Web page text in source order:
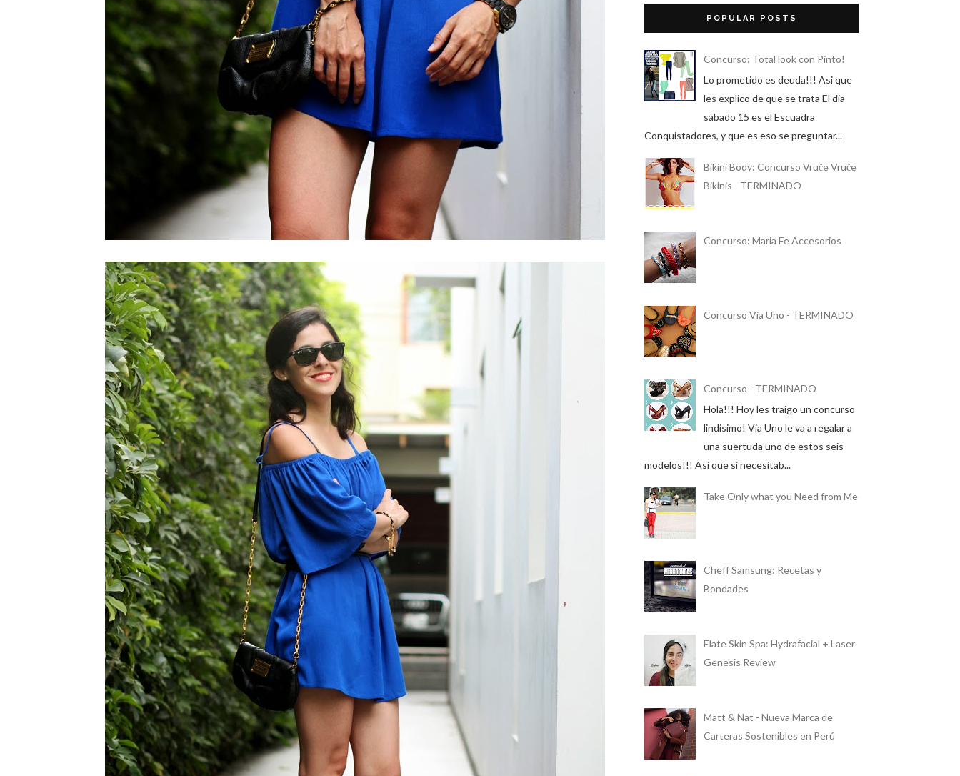
POPULAR POSTS
Concurso: Total look con Pinto!
Lo prometido es deuda!!! Asi que
les explico de que se trata El dia
sábado 15 es el Escuadra
Conquistadores, y que es eso se preguntar...
Bikini Body: Concurso Vruče Vruče
Bikinis - TERMINADO
Concurso: Maria Fe Accesorios
Concurso Via Uno - TERMINADO
Concurso - TERMINADO
Hola!!! Hoy les traigo un concurso
lindisimo! Via Uno le va a regalar a
una suertuda uno de estos seis
modelos!!! Asi que si necesitab...
Take Only what you Need from Me
Cheff Samsung: Recetas y
Bondades
Elate Skin Spa: Hydrafacial + Laser
Genesis Review
Matt & Nat - Nueva Marca de
Carteras Sostenibles en Perú